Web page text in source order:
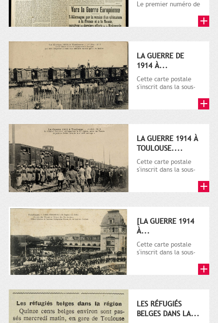
Le premier numéro de
octobre...
LA GUERRE DE
1914 À...
Cette carte postale
s'inscrit dans la sous-
plusieurs milliers de...
LA GUERRE 1914 À
TOULOUSE....
Cette carte postale
s'inscrit dans la sous-
plusieurs milliers de...
[LA GUERRE 1914
À...
Cette carte postale
s'inscrit dans la sous-
plusieurs milliers de...
LES RÉFUGIÉS
BELGES DANS LA...